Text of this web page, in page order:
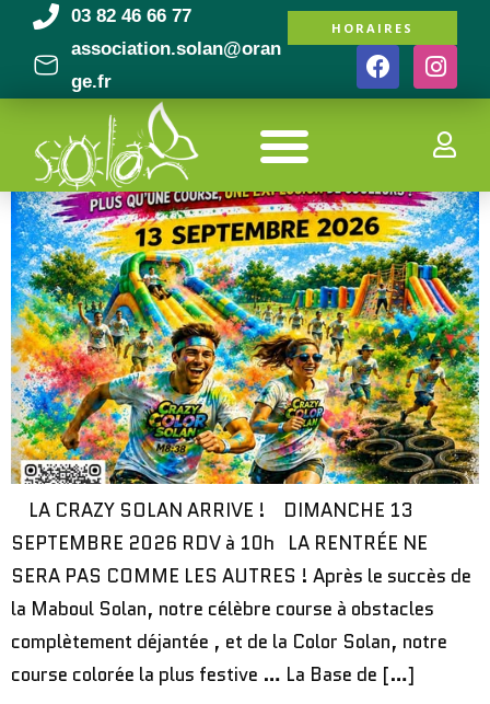
03 82 46 66 77
association.solan@oran
ge.fr
HORAIRES
Catégorie :Extérieur
LA CRAZY COLOR SOLAN
LA CRAZY SOLAN ARRIVE ! DIMANCHE 13
SEPTEMBRE 2026 RDV à 10h LA RENTRÉE NE
SERA PAS COMME LES AUTRES ! Après le succès de
la Maboul Solan, notre célèbre course à obstacles
complètement déjantée , et de la Color Solan, notre
course colorée la plus festive … La Base de […]